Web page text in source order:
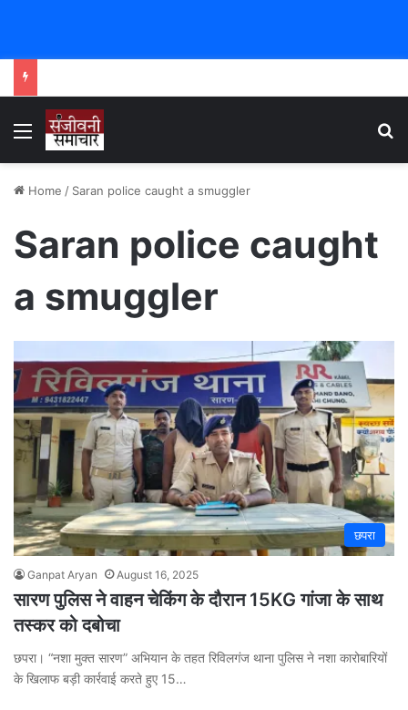
Menu
Home / Saran police caught a smuggler
Saran police caught
a smuggler
छपरा
Ganpat Aryan August 16, 2025
सारण पुलिस ने वाहन चेकिंग के दौरान 15KG गांजा के साथ
तस्कर को दबोचा
छपरा। “नशा मुक्त सारण” अभियान के तहत रिविलगंज थाना पुलिस ने नशा कारोबारियों
के खिलाफ बड़ी कार्रवाई करते हुए 15…